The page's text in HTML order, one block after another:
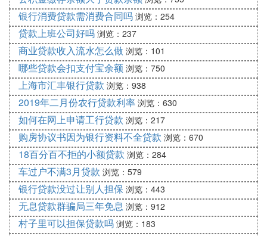
正规的借贷平台有哪些？
正规的借贷平台有哪些
目前正规的借贷平台有：花呗、蚂蚁借呗、支付宝网
商银行、融鼎百贷、招联好期贷
1、花呗
支付宝推出的一款“先消费，后付款”的服务，芝麻分6
00分以上的用户，都有机会申请开通“花呗”。目前“花
呗”额度在2500-30000元之间，用户可以拿它在天猫
商城或淘宝购物，在确认收货后的下个月10日还款即
可，只要按时还款，不会收取任何手续费。
2、支付宝网商银行
支付宝网商银行还是服务于小微企业、大众消费者、
农村经营者与农户、中小金融机构。申请门槛跟以前
银行消费贷款需消费合同吗 浏览：254
贷款上班公司好吗 浏览：237
商业贷款收入流水怎么做 浏览：101
哪些贷款会扣支付宝余额 浏览：750
上海市汇丰银行贷款 浏览：938
2019年二月份农行贷款利率 浏览：630
如何在网上申请工行贷款 浏览：217
购房协议书因为银行资料不全贷款 浏览：670
18百分百不拒的小额贷款 浏览：284
车过户不满3月贷款 浏览：579
银行贷款没过让别人担保 浏览：443
无息贷款群骗局三年免息 浏览：912
村子里可以担保贷款吗 浏览：183